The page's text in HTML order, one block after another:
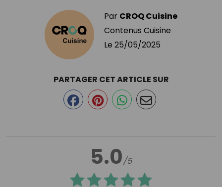
Par CROQ Cuisine
Contenus Cuisine
Le 25/05/2025
5.0/5
PARTAGER CET ARTICLE SUR